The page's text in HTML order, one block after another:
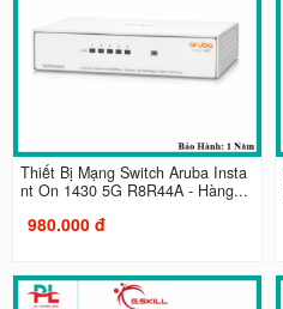
Thiết Bị Mạng Switch Aruba Insta
nt On 1430 5G R8R44A - Hàng...
980.000 đ